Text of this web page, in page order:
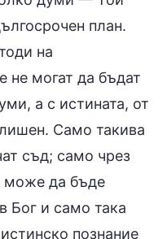
план.
на
не могат да бъдат
а с истината, от
Само такива
съд; само чрез
може да бъде
Бог и само така
познание